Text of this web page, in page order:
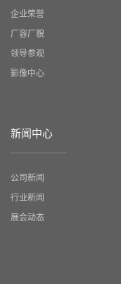
企业荣誉
厂容厂貌
领导参观
影像中心
新闻中心
公司新闻
行业新闻
展会动态